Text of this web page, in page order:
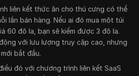
liên kết thức ăn cho thú cưng có thể
lần bán hàng. Nếu ai đó mua một túi
60 đô la, bạn sẽ kiếm được 3 đô la.
với lưu lượng truy cập cao, nhưng
bắt đầu.
đó với chương trình liên kết SaaS